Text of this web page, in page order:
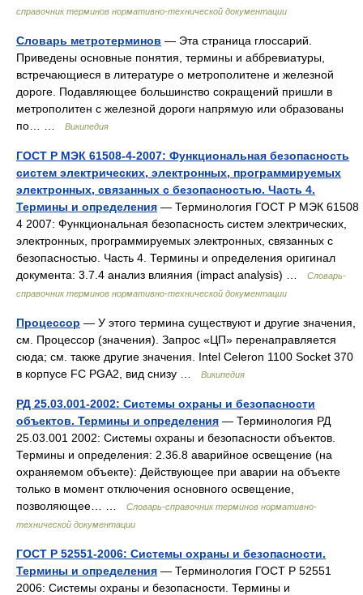
справочник терминов нормативно-технической документации
Словарь метротерминов — Эта страница глоссарий.
Приведены основные понятия, термины и аббревиатуры,
встречающиеся в литературе о метрополитене и железной
дороге. Подавляющее большинство сокращений пришли в
метрополитен с железной дороги напрямую или образованы
по… …
Википедия
ГОСТ Р МЭК 61508-4-2007: Функциональная безопасность
систем электрических, электронных, программируемых
электронных, связанных с безопасностью. Часть 4.
Термины и определения — Терминология ГОСТ Р МЭК 61508
4 2007: Функциональная безопасность систем электрических,
электронных, программируемых электронных, связанных с
безопасностью. Часть 4. Термины и определения оригинал
документа: 3.7.4 анализ влияния (impact analysis) …
Словарь-
справочник терминов нормативно-технической документации
Процессор — У этого термина существуют и другие значения,
см. Процессор (значения). Запрос «ЦП» перенаправляется
сюда; см. также другие значения. Intel Celeron 1100 Socket 370
в корпусе FC PGA2, вид снизу …
Википедия
РД 25.03.001-2002: Системы охраны и безопасности
объектов. Термины и определения — Терминология РД
25.03.001 2002: Системы охраны и безопасности объектов.
Термины и определения: 2.36.8 аварийное освещение (на
охраняемом объекте): Действующее при аварии на объекте
только в момент отключения основного освещение,
позволяющее… …
Словарь-справочник терминов нормативно-
технической документации
ГОСТ Р 52551-2006: Системы охраны и безопасности.
Термины и определения — Терминология ГОСТ Р 52551
2006: Системы охраны и безопасности. Термины и